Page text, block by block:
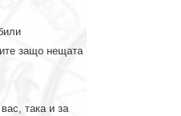
защо нещата
така и за